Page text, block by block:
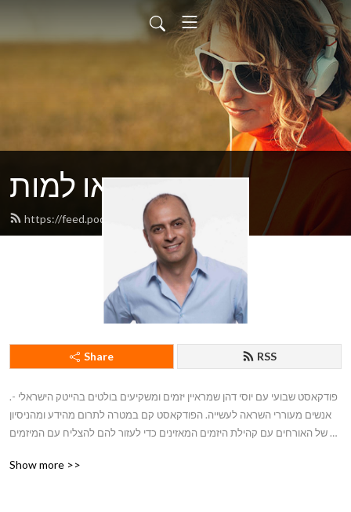
יזמות או למות
https://feed.podbean.com/yozem/feed.xml
Share RSS
.פודקאסט שבועי עם יוסי דהן שמראיין יזמים ומשקיעים בולטים בהייטק הישראלי -
אנשים מעוררי השראה לעשייה. הפודקאסט קם במטרה לתרום מהידע ומהניסיון
של האורחים עם קהילת היזמים המאזינים כדי לעזור להם להצליח עם המיזמים
Show more >>